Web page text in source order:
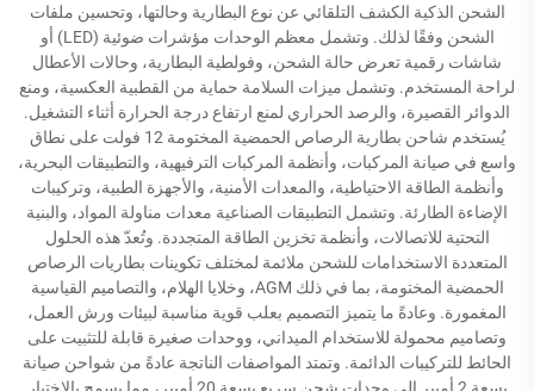
الشحن الذكية الكشف التلقائي عن نوع البطارية وحالتها، وتحسين ملفات
الشحن وفقًا لذلك. وتشمل معظم الوحدات مؤشرات ضوئية (LED) أو
شاشات رقمية تعرض حالة الشحن، وفولطية البطارية، وحالات الأعطال
لراحة المستخدم. وتشمل ميزات السلامة حماية من القطبية العكسية، ومنع
الدوائر القصيرة، والرصد الحراري لمنع ارتفاع درجة الحرارة أثناء التشغيل.
يُستخدم شاحن بطارية الرصاص الحمضية المختومة 12 فولت على نطاق
واسع في صيانة المركبات، وأنظمة المركبات الترفيهية، والتطبيقات البحرية،
وأنظمة الطاقة الاحتياطية، والمعدات الأمنية، والأجهزة الطبية، وتركيبات
الإضاءة الطارئة. وتشمل التطبيقات الصناعية معدات مناولة المواد، والبنية
التحتية للاتصالات، وأنظمة تخزين الطاقة المتجددة. وتُعدّ هذه الحلول
المتعددة الاستخدامات للشحن ملائمة لمختلف تكوينات بطاريات الرصاص
الحمضية المختومة، بما في ذلك AGM، وخلايا الهلام، والتصاميم القياسية
المغمورة. وعادةً ما يتميز التصميم بعلب قوية مناسبة لبيئات ورش العمل،
وتصاميم محمولة للاستخدام الميداني، ووحدات صغيرة قابلة للتثبيت على
الحائط للتركيبات الدائمة. وتمتد المواصفات الناتجة عادةً من شواحن صيانة